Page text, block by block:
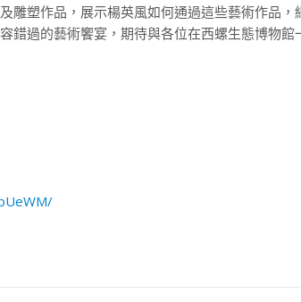
雕塑作品，展示楊英風如何通過這些藝術作品
錯過的藝術饗宴，期待與各位在西螺生態博物